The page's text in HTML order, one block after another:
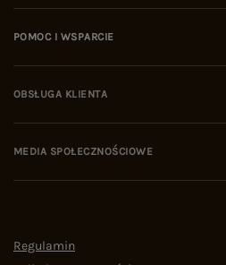
POMOC I WSPARCIE
OBSŁUGA KLIENTA
MEDIA SPOŁECZNOŚCIOWE
Regulamin